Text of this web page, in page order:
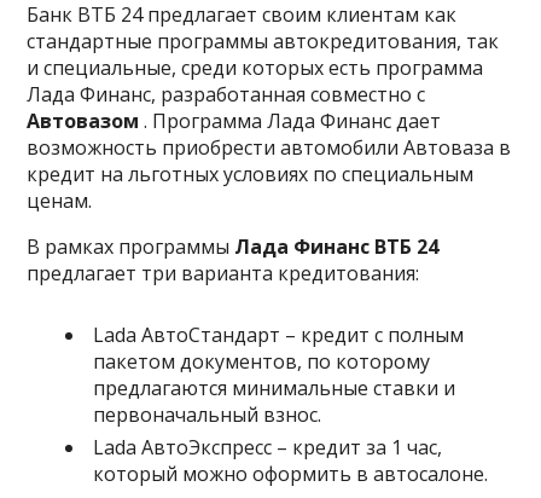
Банк ВТБ 24 предлагает своим клиентам как
стандартные программы автокредитования, так
и специальные, среди которых есть программа
Лада Финанс, разработанная совместно с
Автовазом . Программа Лада Финанс дает
возможность приобрести автомобили Автоваза в
кредит на льготных условиях по специальным
ценам.
В рамках программы Лада Финанс ВТБ 24
предлагает три варианта кредитования:
Lada АвтоСтандарт – кредит с полным
пакетом документов, по которому
предлагаются минимальные ставки и
первоначальный взнос.
Lada АвтоЭкспресс – кредит за 1 час,
который можно оформить в автосалоне.